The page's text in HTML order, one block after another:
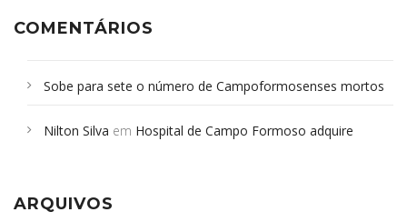
COMENTÁRIOS
Sobe para sete o número de Campoformosenses mortos
Campoformosenses que morreram em desabamentos são
Nilton Silva em Hospital de Campo Formoso adquire
ARQUIVOS